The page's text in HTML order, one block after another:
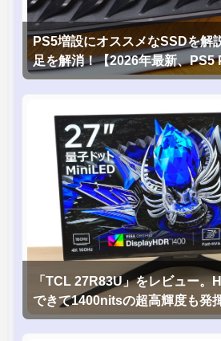
PS5増設にオススメなSSDを解
足を解消！【2026年最新、PS5
「TCL 27R83U」をレビュー。
できて1400nitsの超高輝度も発